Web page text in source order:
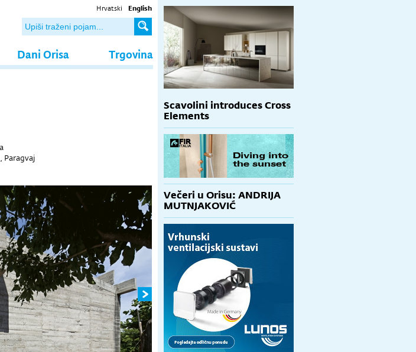
Hrvatski English
Dani Orisa Trgovina
Paragvaj
Scavolini introduces Cross
Elements
Večeri u Orisu: ANDRIJA
MUTNJAKOVIĆ